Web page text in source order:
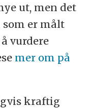
ut, men det
som er målt
vurdere
mer om på
kraftig